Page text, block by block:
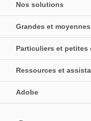
Nos solutions
Grandes et
Particuliers et petites
Ressources et
Adobe